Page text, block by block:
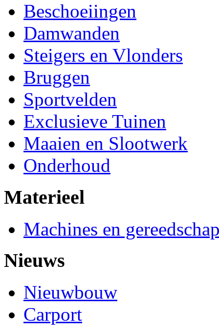
Beschoeiingen
Damwanden
Steigers en Vlonders
Bruggen
Sportvelden
Exclusieve Tuinen
Maaien en Slootwerk
Onderhoud
Materieel
Machines en
Nieuws
Nieuwbouw
Carport